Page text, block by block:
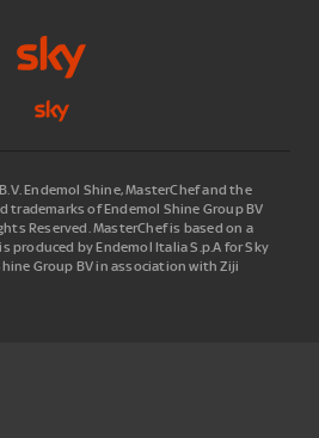
Endemol Shine, MasterChef and the
trademarks of Endemol Shine Group BV
Reserved. MasterChef is based on a
produced by Endemol Italia S.p.A for Sky
Group BV in association with Ziji